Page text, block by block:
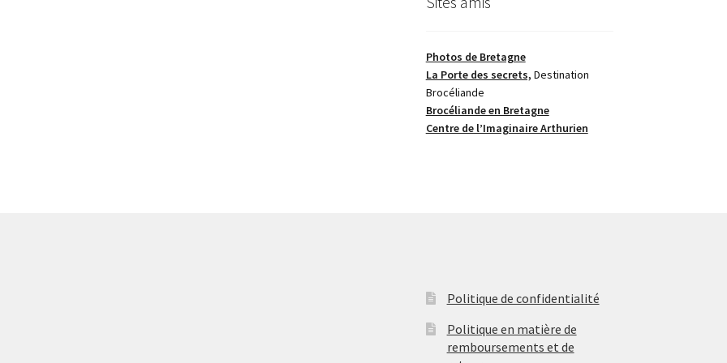
Photos de Bretagne
La Porte des secrets, Destination
Brocéliande
Brocéliande en Bretagne
Centre de l’Imaginaire Arthurien
Politique de confidentialité
Politique en matière de
remboursements et de